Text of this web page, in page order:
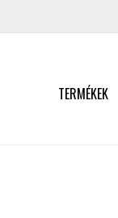
TERMÉKEK